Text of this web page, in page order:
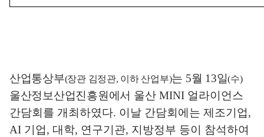
산업통상부(장관 김정관, 이하 산업부)는 5월 13일(수)
울산정보산업진흥원에서 울산MINI 얼라이언스
간담회를 개최하였다. 이날 간담회에는 제조기업,
AI 기업, 대학, 연구기관, 지방정부 등이 참석하여